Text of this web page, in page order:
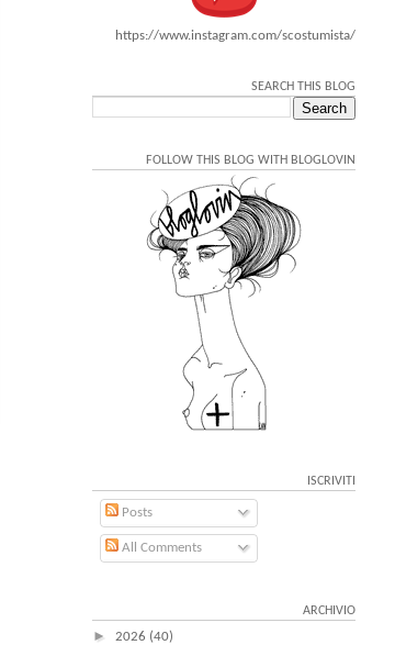
https://www.instagram.com/scostumista/
SEARCH THIS BLOG
FOLLOW THIS BLOG WITH BLOGLOVIN
ISCRIVITI
Posts
All Comments
ARCHIVIO
► 2026 (40)